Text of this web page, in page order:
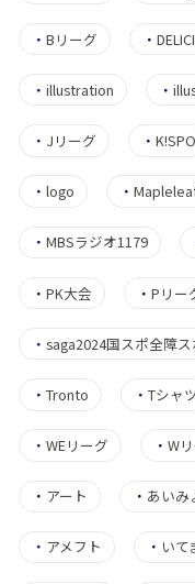
・ Bリーグ ・
・ illustration ・
・ Jリーグ ・K!SPO
・ logo ・
・ MBSラジオ1179
・ PK大会 ・Pリー
・ saga2024国スポ全障ス
・ Tronto ・Tシャ
・ WEリーグ ・W
・ アート ・ あいみ
・ アメフト ・ いて